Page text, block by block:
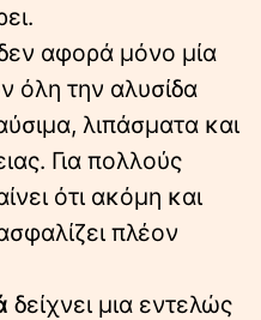
αφορά μόνο μία
όλη την αλυσίδα
λιπάσματα και
Για πολλούς
ότι ακόμη και
πλέον
δείχνει μια εντελώς